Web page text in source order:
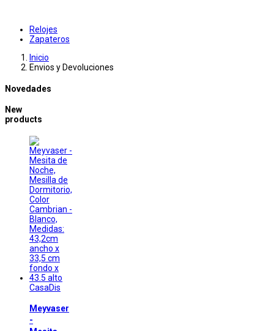
Relojes
Zapateros
Inicio
Envios y Devoluciones
Novedades
New
products
CasaDis
Meyvaser
-